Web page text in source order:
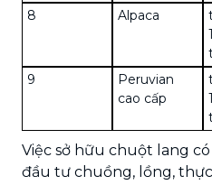
8 Alpaca
9
Peruvian
cao cấp
Việc sở hữu chuột lang
đầu tư chuồng, lồng,